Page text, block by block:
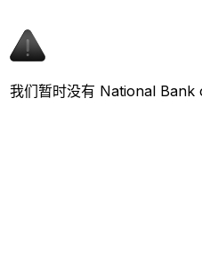
我们暂时没有 National Bank